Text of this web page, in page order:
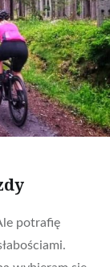
potrafię